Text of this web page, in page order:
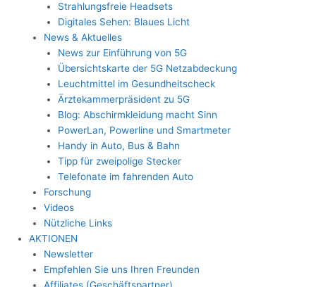
Strahlungsfreie Headsets
Digitales Sehen: Blaues Licht
News & Aktuelles
News zur Einführung von 5G
Übersichtskarte der 5G Netzabdeckung
Leuchtmittel im Gesundheitscheck
Ärztekammerpräsident zu 5G
Blog: Abschirmkleidung macht Sinn
PowerLan, Powerline und Smartmeter
Handy in Auto, Bus & Bahn
Tipp für zweipolige Stecker
Telefonate im fahrenden Auto
Forschung
Videos
Nützliche Links
AKTIONEN
Newsletter
Empfehlen Sie uns Ihren Freunden